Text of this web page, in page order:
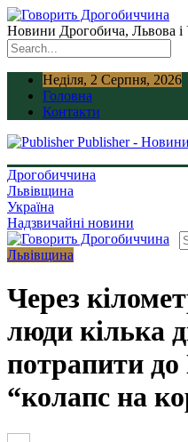
Новини Дрогобича, Львова і
Неділя, 2 Серпня, 2026
Головна
Контакти
Publisher -
Дрогобиччина
Львівщина
Україна
Надзвичайні новини
Львівщина
Через
люди кілька
потрапити
“колапс на